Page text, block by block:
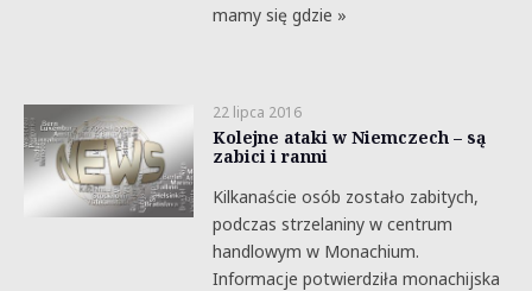
mamy się gdzie »
22 lipca 2016
Kolejne ataki w Niemczech – są
zabici i ranni
Kilkanaście osób zostało zabitych,
podczas strzelaniny w centrum
handlowym w Monachium.
Informacje potwierdziła monachijska